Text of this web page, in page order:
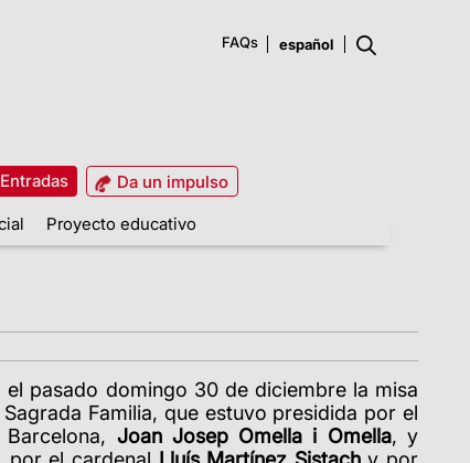
FAQs
Entradas
Da un impulso
Proyecto educativo
el pasado domingo 30 de diciembre la misa
Familia, que estuvo presidida por el
Joan Josep Omella i Omella, y